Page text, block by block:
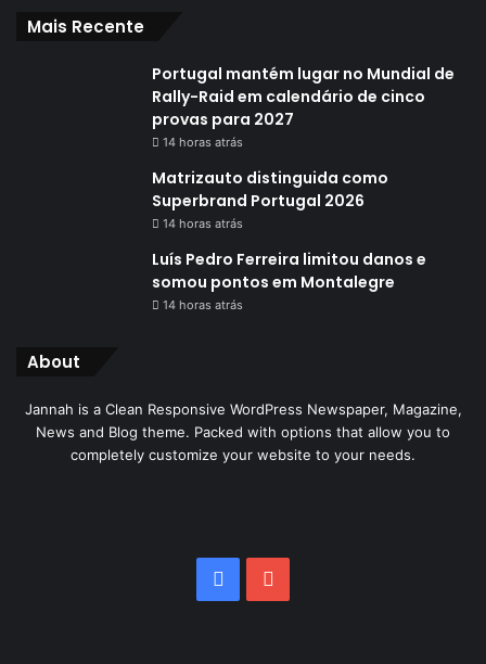
Mais Recente
Portugal mantém lugar no Mundial de
Rally-Raid em calendário de cinco
provas para 2027
14 horas atrás
Matrizauto distinguida como
Superbrand Portugal 2026
14 horas atrás
Luís Pedro Ferreira limitou danos e
somou pontos em Montalegre
14 horas atrás
About
Jannah is a Clean Responsive WordPress Newspaper, Magazine,
News and Blog theme. Packed with options that allow you to
completely customize your website to your needs.
Facebook